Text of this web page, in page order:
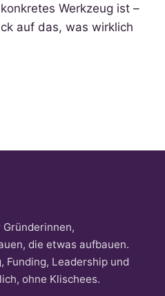
Werkzeug ist –
auf das, was wirklich
die etwas aufbauen.
Funding, Leadership und
ohne Klischees.